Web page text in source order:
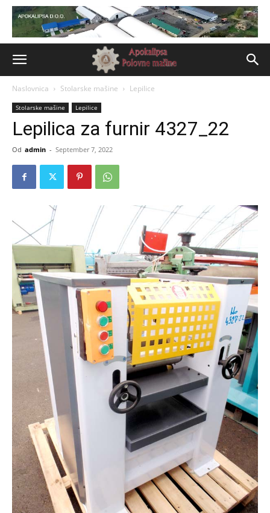
Naslovnica Stolarske mašine Lepilice
Stolarske mašine Lepilice
Lepilica za furnir 4327_22
Od admin - September 7, 2022